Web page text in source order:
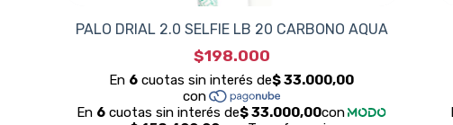
PALO DRIAL 2.0 SELFIE LB 20 CARBONO AQUA
$198.000